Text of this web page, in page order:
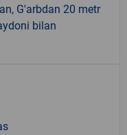
G'arbdan 20 metr
bilan